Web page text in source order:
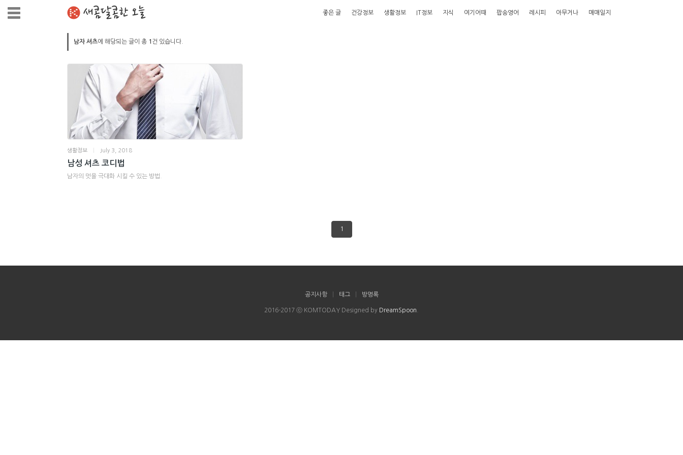
새콤달콤한 오늘 좋은 글 건강정보 생활정보 IT정보 지식 여기어때 팝송영어 레시피 아무거나 매매일지
남자 셔츠에 해당되는 글이 총 1 건 있습니다.
생활정보 July 3, 2018
남성 셔츠 코디법
남자의 멋을 극대화 시킬 수 있는 방법.
1
공지사항 태그 방명록
2016-2017 ⓒ KOMTODAY Designed by DreamSpoon